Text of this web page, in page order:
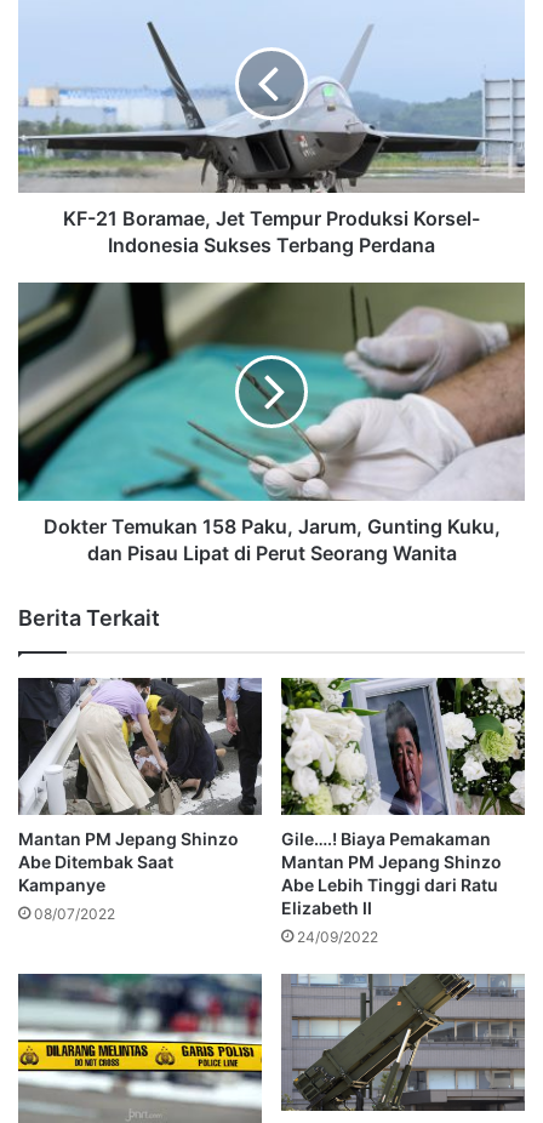
KF-21 Boramae, Jet Tempur Produksi Korsel-
Indonesia Sukses Terbang Perdana
Dokter Temukan 158 Paku, Jarum, Gunting Kuku,
dan Pisau Lipat di Perut Seorang Wanita
Berita Terkait
Mantan PM Jepang Shinzo
Abe Ditembak Saat
Kampanye
08/07/2022
Gile….! Biaya Pemakaman
Mantan PM Jepang Shinzo
Abe Lebih Tinggi dari Ratu
Elizabeth II
24/09/2022